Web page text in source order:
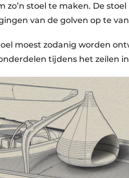
zo’n stoel te maken. De
van de golven op te
moest zodanig worden
tijdens het zeilen